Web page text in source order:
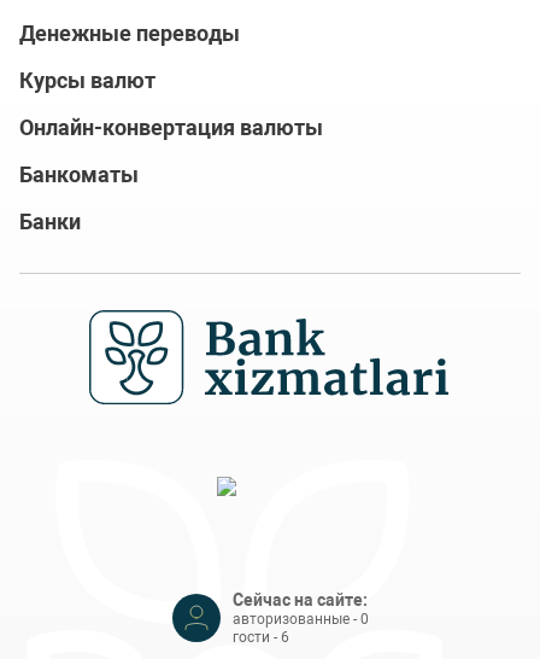
Денежные переводы
Курсы валют
Онлайн-конвертация валюты
Банкоматы
Банки
Сейчас на сайте:
авторизованные - 0
гости - 6